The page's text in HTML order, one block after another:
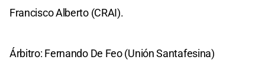
Francisco Alberto (CRAI).
Árbitro: Fernando De Feo (Unión Santafesina)